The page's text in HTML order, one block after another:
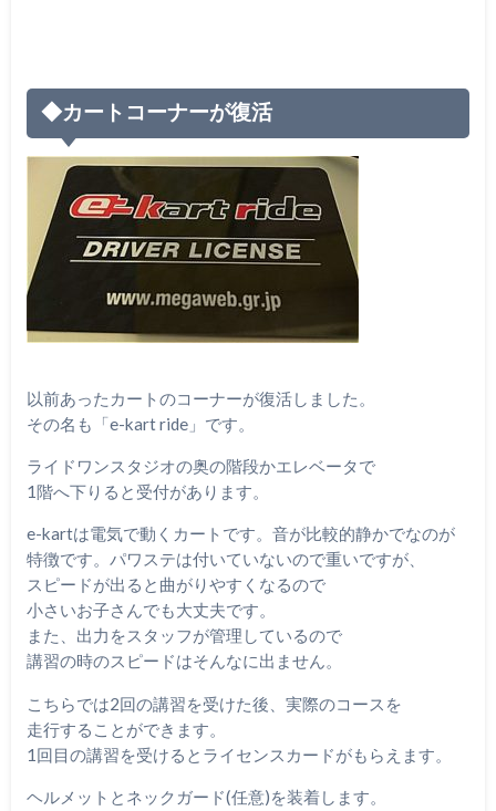
◆カートコーナーが復活
以前あったカートのコーナーが復活しました。
その名も「e-kart ride」です。
ライドワンスタジオの奥の階段かエレベータで
1階へ下りると受付があります。
e-kartは電気で動くカートです。音が比較的静かでなのが
特徴です。パワステは付いていないので重いですが、
スピードが出ると曲がりやすくなるので
小さいお子さんでも大丈夫です。
また、出力をスタッフが管理しているので
講習の時のスピードはそんなに出ません。
こちらでは2回の講習を受けた後、実際のコースを
走行することができます。
1回目の講習を受けるとライセンスカードがもらえます。
ヘルメットとネックガード(任意)を装着します。